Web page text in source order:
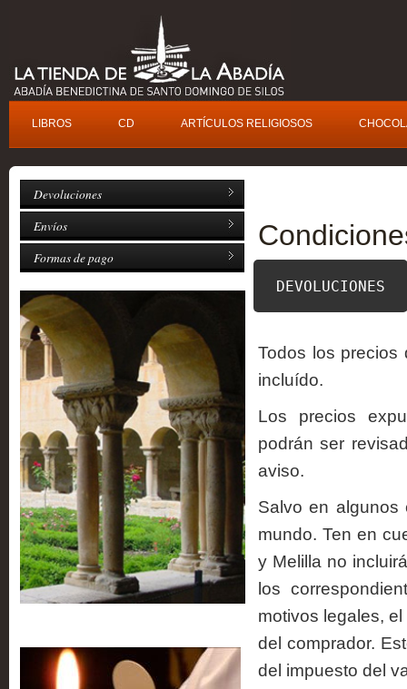
L IBROS C D ARTÍCULOS RELIGIOSOS C H
Devoluciones
Envíos
Formas de pago
DEVOLUCIONES
Todos los precios
incluído.
Los precios
podrán ser
aviso.
Salvo en algunos
mundo. Ten en
y Melilla no
los
motivos legales,
del comprador.
del impuesto del